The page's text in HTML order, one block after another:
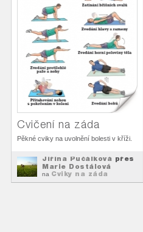
Cvičení na záda
Pěkné cviky na uvolnění bolesti v kříži.
Jiřina Pučálková přes
Marie Dostálová
na Cviky na záda